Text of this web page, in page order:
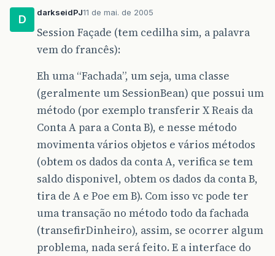
D
darkseidPJ11 de mai. de 2005
Session Façade (tem cedilha sim, a palavra
vem do francês):
Eh uma “Fachada”, um seja, uma classe
(geralmente um SessionBean) que possui um
método (por exemplo transferir X Reais da
Conta A para a Conta B), e nesse método
movimenta vários objetos e vários métodos
(obtem os dados da conta A, verifica se tem
saldo disponivel, obtem os dados da conta B,
tira de A e Poe em B). Com isso vc pode ter
uma transação no método todo da fachada
(transefirDinheiro), assim, se ocorrer algum
problema, nada será feito. E a interface do